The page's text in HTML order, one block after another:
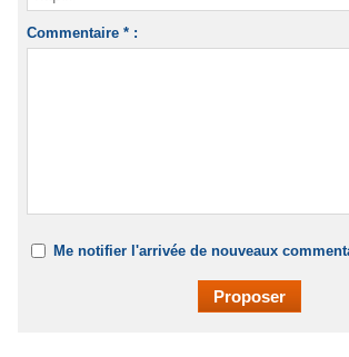
Commentaire * :
Me notifier l'arrivée de nouveaux